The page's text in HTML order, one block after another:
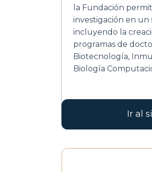
la Fundación
investigación en un
incluyendo la
programas de
Biotecnología,
Biología
Ir al